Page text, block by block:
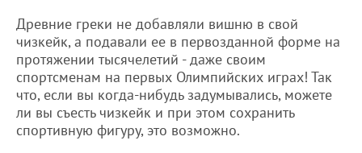
Древние греки не добавляли вишню в свой
чизкейк, а подавали ее в первозданной форме на
протяжении тысячелетий - даже своим
спортсменам на первых Олимпийских играх! Так
что, если вы когда-нибудь задумывались, можете
ли вы съесть чизкейк и при этом сохранить
спортивную фигуру, это возможно.